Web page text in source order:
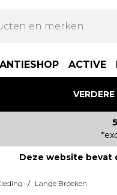
ACTIVE
Deze website bevat
/ Lange Broeken